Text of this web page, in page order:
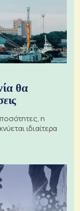
θα
η
ιδιαίτερα